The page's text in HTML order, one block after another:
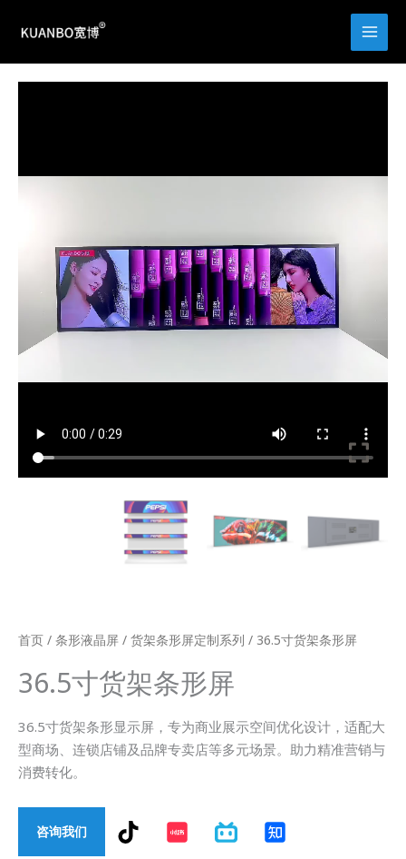
首页 / 条形液晶屏 / 货架条形屏定制系列 / 36.5寸货架条形屏
36.5寸货架条形屏
36.5寸货架条形显示屏，专为商业展示空间优化设计，适配大
型商场、连锁店铺及品牌专卖店等多元场景。助力精准营销与
消费转化。
咨询我们 T
i